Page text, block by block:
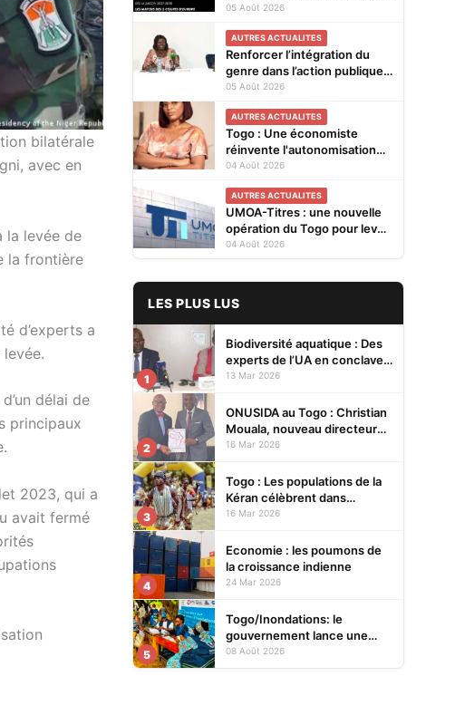
bilatérale
avec en
la levée de
la frontière
d’experts a
délai de
principaux
2023, qui a
avait fermé
de football en exclusivité en
4 saisons jusqu’en 2031
05 Août 2026
AUTRES ACTUALITES
Renforcer l’intégration du
genre dans l’action publique :
les résultats de l’analyse des
restitués à Lomé
05 Août 2026
AUTRES ACTUALITES
Togo : Une économiste
réinvente l'autonomisation
des femmes à Kévé Edzi
04 Août 2026
AUTRES ACTUALITES
UMOA-Titres : une nouvelle
opération du Togo pour lever
20 milliards FCFA
04 Août 2026
LES PLUS LUS
1
Biodiversité aquatique : Des
experts de l’UA en conclave à
Lomé pour renforcer la
13 Mar 2026
2
ONUSIDA au Togo : Christian
Mouala, nouveau directeur
pays
16 Mar 2026
3
Togo : Les populations de la
Kéran célèbrent dans
l’allégresse Tislim-Difoini,
16 Mar 2026
4
Economie : les poumons de
la croissance indienne
24 Mar 2026
5
Togo/Inondations: le
gouvernement lance une
opération d’assistance aux
08 Août 2026